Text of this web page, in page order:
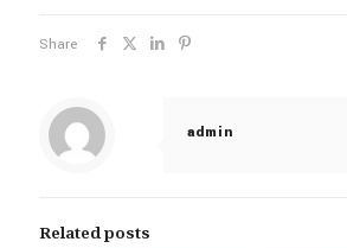
Share
admin
Related posts